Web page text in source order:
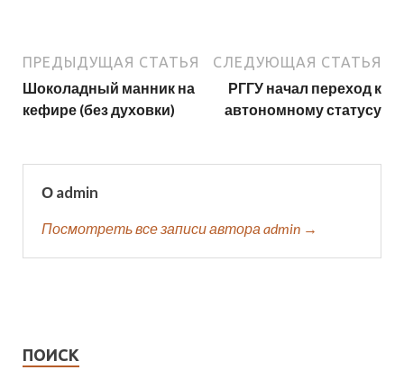
ПРЕДЫДУЩАЯ СТАТЬЯ
Шоколадный манник на
кефире (без духовки)
СЛЕДУЮЩАЯ СТАТЬЯ
РГГУ начал переход к
автономному статусу
О admin
Посмотреть все записи автора admin →
ПОИСК